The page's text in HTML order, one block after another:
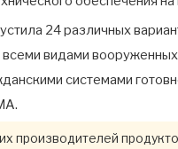
24 различных
всеми видами
системами
производителей